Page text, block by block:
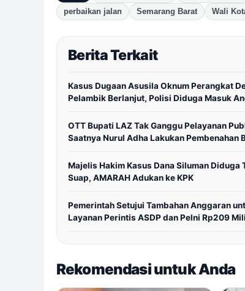
perbaikan jalan
Semarang Barat Wali
Berita Terkait
Kasus Dugaan Asusila Oknum Perangkat
Pelambik Berlanjut, Polisi Diduga Masuk
OTT Bupati LAZ Tak Ganggu Pelayanan
Saatnya Nurul Adha Lakukan Pembenahan
Majelis Hakim Kasus Dana Siluman Diduga
Suap, AMARAH Adukan ke KPK
Pemerintah Setujui Tambahan Anggaran
Layanan Perintis ASDP dan Pelni Rp209
Rekomendasi untuk Anda